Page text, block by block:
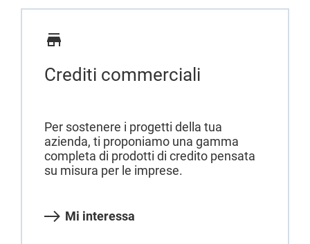
Crediti commerciali
Per sostenere i progetti della tua
azienda, ti proponiamo una gamma
completa di prodotti di credito pensata
su misura per le imprese.
Mi interessa